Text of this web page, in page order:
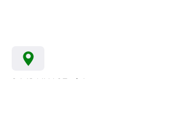
2441 NW 93rd Ave